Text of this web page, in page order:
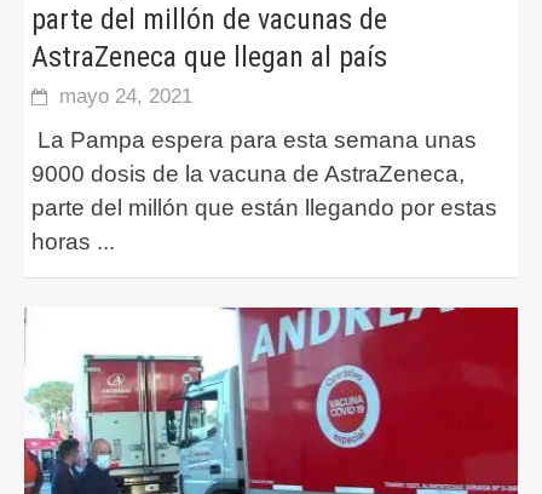
parte del millón de vacunas de
AstraZeneca que llegan al país
mayo 24, 2021
La Pampa espera para esta semana unas
9000 dosis de la vacuna de AstraZeneca,
parte del millón que están llegando por estas
horas ...